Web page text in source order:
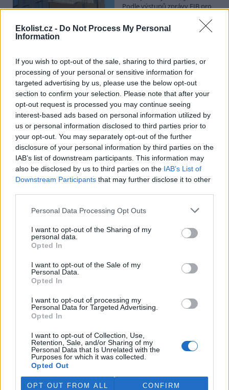
Ekolist.cz - Do Not Process My Personal
Information
If you wish to opt-out of the sale, sharing to third parties, or
processing of your personal or sensitive information for
targeted advertising by us, please use the below opt-out
section to confirm your selection. Please note that after your
opt-out request is processed you may continue seeing
interest-based ads based on personal information utilized by
us or personal information disclosed to third parties prior to
your opt-out. You may separately opt-out of the further
disclosure of your personal information by third parties on the
IAB’s list of downstream participants. This information may
also be disclosed by us to third parties on the IAB’s List of
Downstream Participants that may further disclose it to other
Personal Data Processing Opt Outs
I want to opt-out of the Sharing of my
personal data.
Opted In
I want to opt-out of the Sale of my
Personal Data.
Opted In
I want to opt-out of processing my
Personal Data for Targeted Advertising.
Opted In
I want to opt-out of Collection, Use,
Retention, Sale, and/or Sharing of my
Personal Data that Is Unrelated with the
Purposes for which it was collected.
Opted Out
OPT OUT FROM ALL CONFIRM
Podle výstupů zprávy EIB pro
se to týká přibližně 1,1 milionu lidí, tedy zhruba 40 % osob žijících v
nájmu. K řešení krize dostupnosti bydlení je kromě nové výstavby
centrech obcí, a zároveň snižovat jeho dlouhodobé provozní
náklady. Desetina českých domácností totiž vydává na bydlení více
než 40 % svých příjmů.
Greenpeace: Podpora moratoria na hlubokomořskou
těžbu vzrostla na 46 států. ČR mezi nimi zatím chybí
4.8.2026
Diskuse: 3
Přes víkend skončilo 31. Valné
shromáždění Mezinárodního
úřadu pro mořské dno (ISA),
kde měla své zastoupení i
Česká republika. Zasedání
skončilo zklamáním, protože se vládám členských států nepodařilo
nebudou tolerovány.
Luboš Pavlovič: Veřejnost může do poloviny srpna
připomínkovat plavební kanál u Přelouče
3.8.2026
Diskuse: 16
července 2026 zahájení
zjišťovacího řízení pro záměr
do Pardubic. Veřejnost může své vyjádření k vlivům této stavby na
životní prostředí poslat ministerstvu do 13. srpna 2026.
Kilian Kaminski: Evropa slibuje právo na opravu.
Budou ale opravy skutečně levnější?